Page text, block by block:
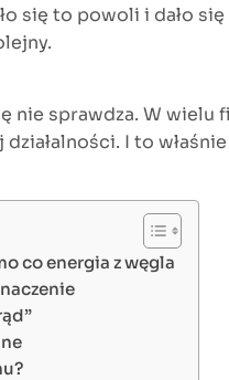
się to powoli i dało
sprawdza. W wielu
I to
co energia z węgla